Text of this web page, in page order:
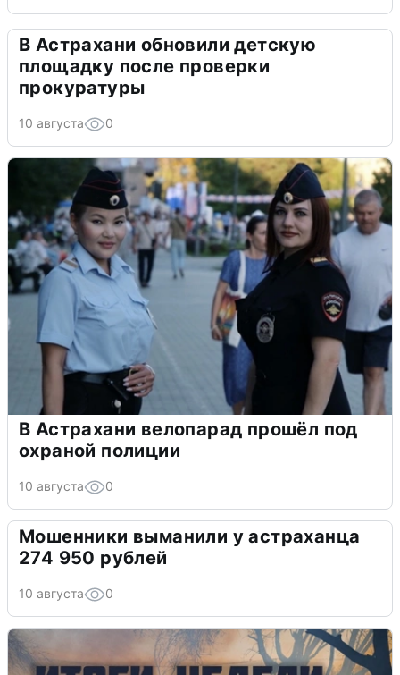
В Астрахани обновили детскую
площадку после проверки
прокуратуры
10 августа 0
В Астрахани велопарад прошёл под
охраной полиции
10 августа 0
Мошенники выманили у астраханца
274 950 рублей
10 августа 0